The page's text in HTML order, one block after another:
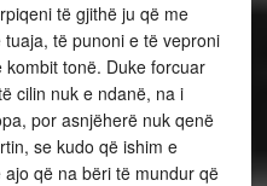
të gjithë ju që me
të punoni e të veproni
tonë. Duke forcuar
cilin nuk e ndanë, na i
por asnjëherë nuk qenë
se kudo që ishim e
që na bëri të mundur që